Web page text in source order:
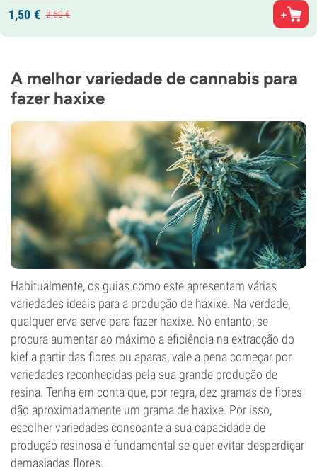
1,50 € 2,50€
A melhor variedade de cannabis para
fazer haxixe
Habitualmente, os guias como este apresentam várias
variedades ideais para a produção de haxixe. Na verdade,
qualquer erva serve para fazer haxixe. No entanto, se
procura aumentar ao máximo a eficiência na extracção do
kief a partir das flores ou aparas, vale a pena começar por
variedades reconhecidas pela sua grande produção de
resina. Tenha em conta que, por regra, dez gramas de flores
dão aproximadamente um grama de haxixe. Por isso,
escolher variedades consoante a sua capacidade de
produção resinosa é fundamental se quer evitar desperdiçar
demasiadas flores.